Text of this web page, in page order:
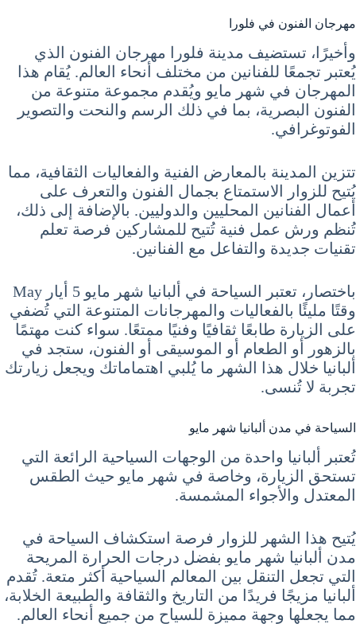
مهرجان الفنون في فلورا
وأخيرًا، تستضيف مدينة فلورا مهرجان الفنون الذي
يُعتبر تجمعًا للفنانين من مختلف أنحاء العالم. يُقام هذا
المهرجان في شهر مايو ويُقدم مجموعة متنوعة من
الفنون البصرية، بما في ذلك الرسم والنحت والتصوير
الفوتوغرافي.
تتزين المدينة بالمعارض الفنية والفعاليات الثقافية، مما
يُتيح للزوار الاستمتاع بجمال الفنون والتعرف على
أعمال الفنانين المحليين والدوليين. بالإضافة إلى ذلك،
تُنظم ورش عمل فنية تُتيح للمشاركين فرصة تعلم
تقنيات جديدة والتفاعل مع الفنانين.
باختصار، تعتبر السياحة في ألبانيا شهر مايو 5 أيار May
وقتًا مليئًا بالفعاليات والمهرجانات المتنوعة التي تُضفي
على الزيارة طابعًا ثقافيًا وفنيًا ممتعًا. سواء كنت مهتمًا
بالزهور أو الطعام أو الموسيقى أو الفنون، ستجد في
ألبانيا خلال هذا الشهر ما يُلبي اهتماماتك ويجعل زيارتك
تجربة لا تُنسى.
السياحة في مدن ألبانيا شهر مايو
تُعتبر ألبانيا واحدة من الوجهات السياحية الرائعة التي
تستحق الزيارة، وخاصة في شهر مايو حيث الطقس
المعتدل والأجواء المشمسة.
يُتيح هذا الشهر للزوار فرصة استكشاف السياحة في
مدن ألبانيا شهر مايو بفضل درجات الحرارة المريحة
التي تجعل التنقل بين المعالم السياحية أكثر متعة. تُقدم
ألبانيا مزيجًا فريدًا من التاريخ والثقافة والطبيعة الخلابة،
مما يجعلها وجهة مميزة للسياح من جميع أنحاء العالم.